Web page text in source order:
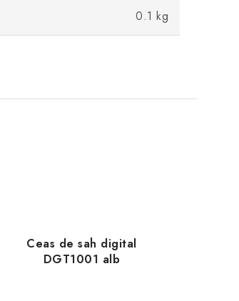
0.1 kg
Ceas de sah digital
DGT1001 alb